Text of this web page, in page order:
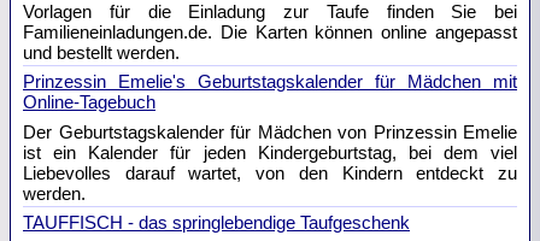
Vorlagen für die Einladung zur Taufe finden Sie bei
Familieneinladungen.de. Die Karten können online angepasst
und bestellt werden.
Prinzessin Emelie's Geburtstagskalender für Mädchen mit
Online-Tagebuch
Der Geburtstagskalender für Mädchen von Prinzessin Emelie
ist ein Kalender für jeden Kindergeburtstag, bei dem viel
Liebevolles darauf wartet, von den Kindern entdeckt zu
werden.
TAUFFISCH - das springlebendige Taufgeschenk